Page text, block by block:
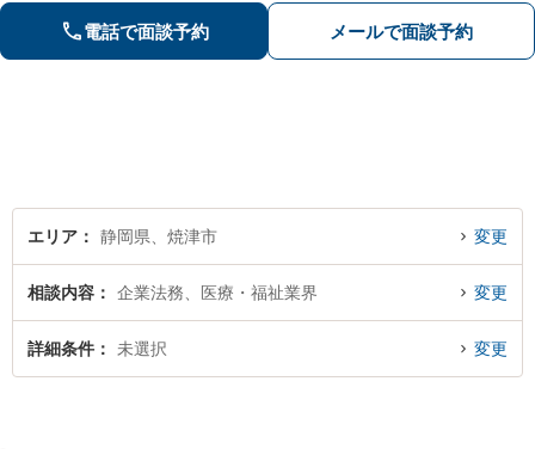
るよう、丁寧に説明して対応します
【焼津駅2分】【法テラス利用可能】
電話で面談予約 メールで面談予約
エリア 静岡県、焼津市 変更
相談内容 企業法務、医療・福祉業界 変更
詳細条件 未選択 変更